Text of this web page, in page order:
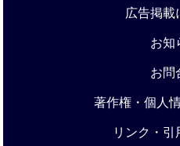
広告掲載
お知
お問
著作権・個人
リンク・引